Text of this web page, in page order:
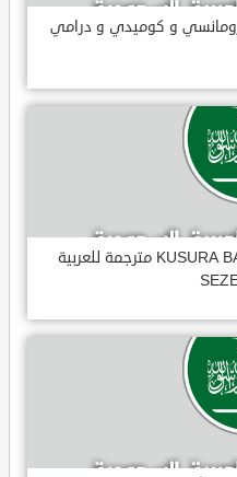
رومانسي و كوميدي و درامي
كلمات أغنية اعذرني التركية KUSURA BAKMA مترجمة للعربية